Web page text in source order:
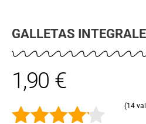
GALLETAS
1,90 €
(14